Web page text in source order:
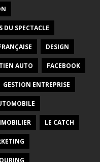
DU SPECTACLE
DESIGN
AUTO FACEBOOK
GESTION ENTREPRISE
LE CATCH